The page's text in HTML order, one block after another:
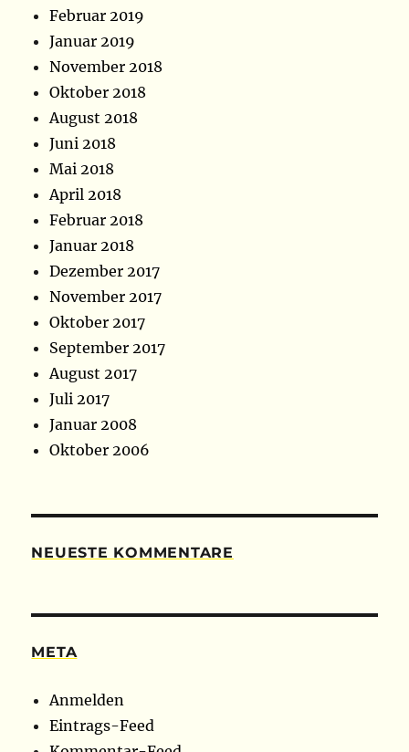
Februar 2019
Januar 2019
November 2018
Oktober 2018
August 2018
Juni 2018
Mai 2018
April 2018
Februar 2018
Januar 2018
Dezember 2017
November 2017
Oktober 2017
September 2017
August 2017
Juli 2017
Januar 2008
Oktober 2006
NEUESTE KOMMENTARE
META
Anmelden
Eintrags-Feed